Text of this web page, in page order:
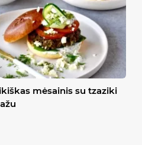
mėsainis su tzaziki